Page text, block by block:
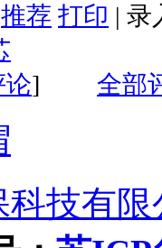
推荐 打印 | 录
论] 全部
技有限